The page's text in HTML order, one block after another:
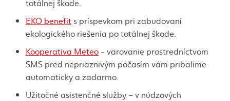
totálnej škode.
EKO benefits príspevkom pri zabudovaní
ekologického riešenia po totálnej škode.
Kooperativa Meteo - varovanie prostredníctvom
SMS pred nepriaznivým počasím vám pribalíme
automaticky a zadarmo.
Užitočné asistenčné služby – v núdzových